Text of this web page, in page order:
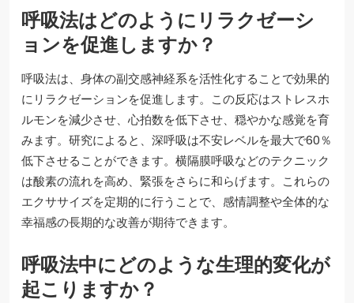
呼吸法はどのようにリラクゼーシ
ョンを促進しますか？
呼吸法は、身体の副交感神経系を活性化することで効果的
にリラクゼーションを促進します。この反応はストレスホ
ルモンを減少させ、心拍数を低下させ、穏やかな感覚を育
みます。研究によると、深呼吸は不安レベルを最大で60％
低下させることができます。横隔膜呼吸などのテクニック
は酸素の流れを高め、緊張をさらに和らげます。これらの
エクササイズを定期的に行うことで、感情調整や全体的な
幸福感の長期的な改善が期待できます。
呼吸法中にどのような生理的変化が
起こりますか？